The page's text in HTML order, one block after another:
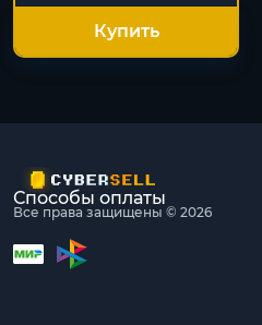
Купить
Все права защищены © 2026
Способы оплаты